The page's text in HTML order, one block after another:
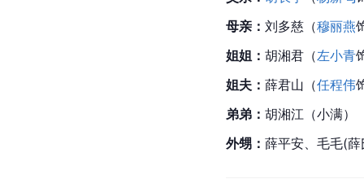
母亲： 刘多慈（穆丽燕
姐姐： 胡湘君（左小青
姐夫： 薛君山（任程伟
弟弟： 胡湘江（小满）
外甥： 薛平安、毛毛(